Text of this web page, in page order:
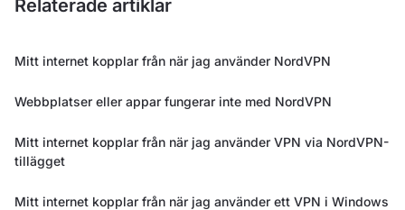
Relaterade artiklar
Mitt internet kopplar från när jag använder NordVPN
Webbplatser eller appar fungerar inte med NordVPN
Mitt internet kopplar från när jag använder VPN via NordVPN-
tillägget
Mitt internet kopplar från när jag använder ett VPN i Windows